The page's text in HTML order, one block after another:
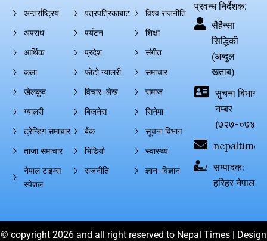
अन्तर्राष्ट्रिय
अपराध
आर्थिक
कला
खेलकुद
ग्यालरी
ट्रेन्डिंग समाचार
ताजा समाचार
नेपाल टाइम्स
स्पेशल
पत्रपत्रिकाबाट
पर्यटन
प्रदेश
फोटो ग्यालरी
विचार–लेख
बिजनेस
बैंक
भिडियो
राजनीति
विश्व राजनीति
शिक्षा
संगीत
समाचार
समाज
सिनेमा
सूचना विभाग
स्वास्थ्य
ज्ञान–विज्ञान
प्रवन्ध निर्देशक:
सैहैन्सा
सिद्धिकी
(अब्दुल
खताब)
सुचना बिभाग
नम्बर
(७२७-०७४-
सम्पादक:
हरिहर नेपाल
© copyright 2026 and all right reserved to Nepal Times | Design